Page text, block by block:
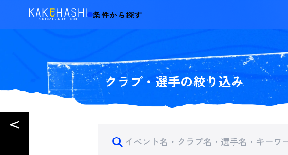
条件から探す
クラブ・選手の絞り込み